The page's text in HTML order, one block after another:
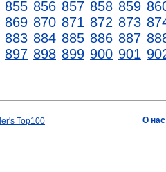
855 856 857 858 859
869 870 871 872 873
883 884 885 886 887
897 898 899 900 901
О нас